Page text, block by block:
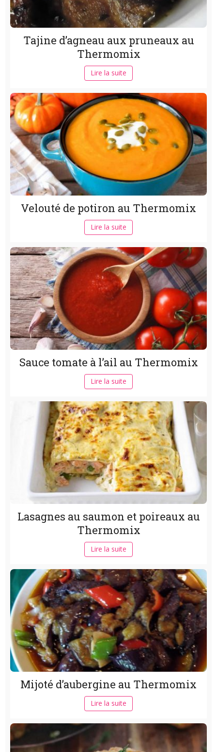
Tajine d’agneau aux pruneaux au
Thermomix
Lire la suite
Velouté de potiron au Thermomix
Lire la suite
Sauce tomate à l’ail au Thermomix
Lire la suite
Lasagnes au saumon et poireaux au
Thermomix
Lire la suite
Mijoté d’aubergine au Thermomix
Lire la suite